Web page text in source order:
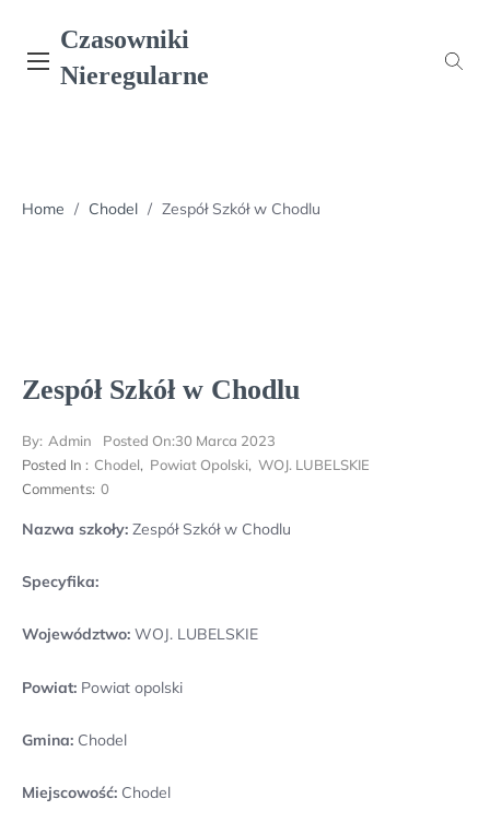
content
Czasowniki
Nieregularne
Home / Chodel / Zespół Szkół w Chodlu
Zespół Szkół w Chodlu
By: Admin Posted On:30 Marca 2023
Posted In : Chodel, Powiat Opolski, WOJ. LUBELSKIE
Comments: 0
Nazwa szkoły: Zespół Szkół w Chodlu
Specyfika:
Województwo: WOJ. LUBELSKIE
Powiat: Powiat opolski
Gmina: Chodel
Miejscowość: Chodel